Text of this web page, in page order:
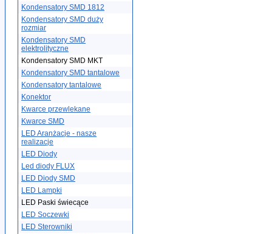
Kondensatory SMD 1812
Kondensatory SMD duży
rozmiar
Kondensatory SMD
elektrolityczne
Kondensatory SMD MKT
Kondensatory SMD tantalowe
Kondensatory tantalowe
Konektor
Kwarce przewlekane
Kwarce SMD
LED Aranżacje - nasze
realizacje
LED Diody
Led diody FLUX
LED Diody SMD
LED Lampki
LED Paski świecące
LED Soczewki
LED Sterowniki